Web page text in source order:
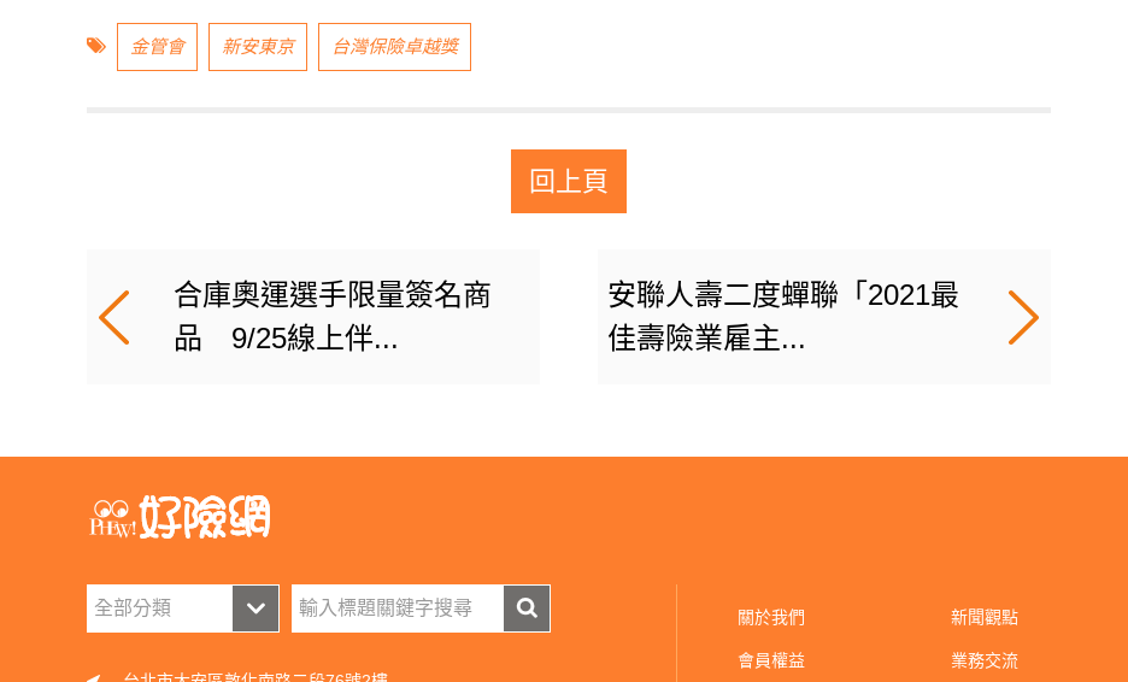
金管會 新安東京 台灣保險卓越獎
回上頁
合庫奧運選手限量簽名商
品 9/25線上伴...
安聯人壽二度蟬聯「2021最
佳壽險業雇主...
關於我們
會員權益
新聞觀點
業務交流